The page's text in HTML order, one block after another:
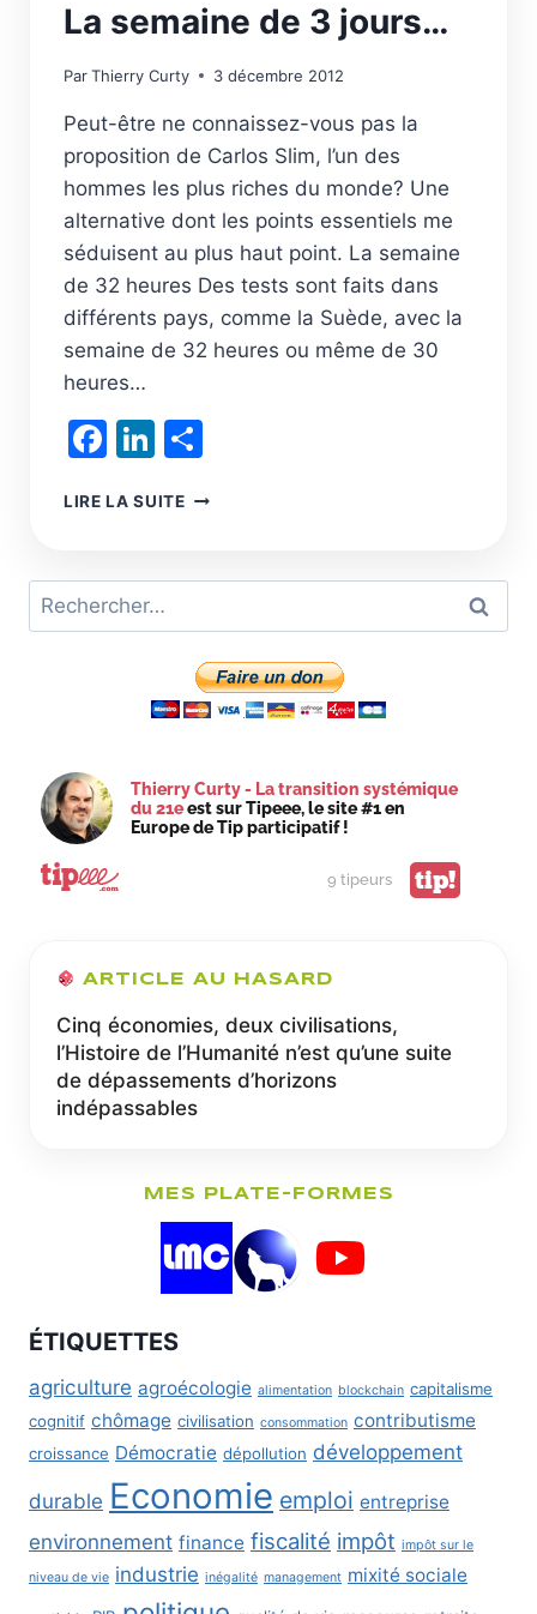
La semaine de 3 jours…
ParThierry Curty 3 décembre 2012
Peut-être ne connaissez-vous pas la
proposition de Carlos Slim, l’un des
hommes les plus riches du monde? Une
alternative dont les points essentiels me
séduisent au plus haut point. La semaine
de 32 heures Des tests sont faits dans
différents pays, comme la Suède, avec la
semaine de 32 heures ou même de 30
heures…
Facebook
LinkedIn
LIRE LA SUITELA
Rechercher :
Thierry Curty - La transition systémique
du 21eest sur Tipeee, le site #1 en
Europe de Tip participatif !
9 tipeurs tip!
ARTICLE AU HASARD
Cinq économies, deux civilisations,
l’Histoire de l’Humanité n’est qu’une suite
de dépassements d’horizons
indépassables
MES PLATE-FORMES
ÉTIQUETTES
agriculture agroécologie alimentation blockchain capitalisme
cognitif chômage civilisation consommation contributisme
croissance Démocratie dépollution développement
durable Economie emploi entreprise
environnement finance fiscalité impôt impôt sur le
niveau de vie industrie inégalité management mixité sociale